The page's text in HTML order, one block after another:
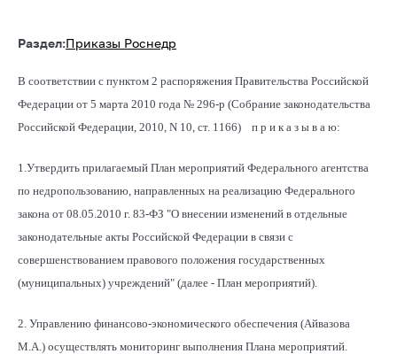
Раздел:Приказы Роснедр
В соответствии с пунктом 2 распоряжения Правительства Российской
Федерации от 5 марта 2010 года № 296-р (Собрание законодательства
Российской Федерации, 2010, N 10, ст. 1166) п р и к а з ы в а ю:
1.Утвердить прилагаемый План мероприятий Федерального агентства
по недропользованию, направленных на реализацию Федерального
закона от 08.05.2010 г. 83-ФЗ "О внесении изменений в отдельные
законодательные акты Российской Федерации в связи с
совершенствованием правового положения государственных
(муниципальных) учреждений" (далее - План мероприятий).
2. Управлению финансово-экономического обеспечения (Айвазова
М.А.) осуществлять мониторинг выполнения Плана мероприятий.